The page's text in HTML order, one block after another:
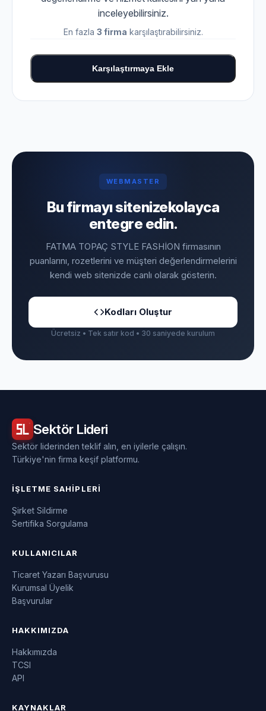
inceleyebilirsiniz.
En fazla 3 firma karşılaştırabilirsiniz.
Karşılaştırmaya Ekle
WEBMASTER
Bu firmayı sitenizekolayca
entegre edin.
FATMA TOPAÇ STYLE FASHİON firmasının
puanlarını, rozetlerini ve müşteri değerlendirmelerini
kendi web sitenizde canlı olarak gösterin.
Kodları Oluştur
Ücretsiz • Tek satır kod • 30 saniyede kurulum
Sektör Lideri
Sektör liderinden teklif alın, en iyilerle çalışın.
Türkiye'nin firma keşif platformu.
İŞLETME SAHIPLERI
Şirket Sildirme
Sertifika Sorgulama
KULLANICILAR
Ticaret Yazarı Başvurusu
Kurumsal Üyelik
Başvurular
HAKKIMIZDA
Hakkımızda
TCSI
API
KAYNAKLAR